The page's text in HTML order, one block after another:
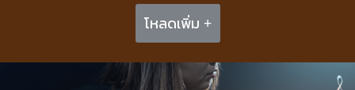
โหลดเพิ่ม +